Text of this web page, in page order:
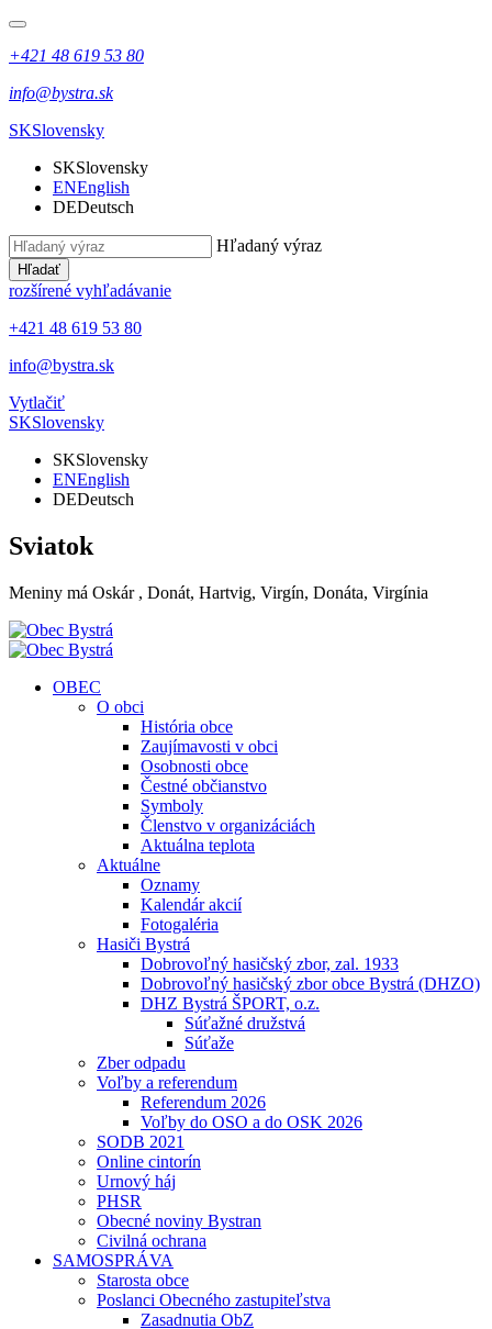
+421 48 619 53 80
info@bystra.sk
SKSlovensky
SKSlovensky
ENEnglish
DEDeutsch
Hľadaný výraz
Hľadať
rozšírené vyhľadávanie
+421 48 619 53 80
info@bystra.sk
Vytlačiť
SKSlovensky
SKSlovensky
ENEnglish
DEDeutsch
Sviatok
Meniny má Oskár , Donát, Hartvig, Virgín, Donáta, Virgínia
OBEC
O obci
História obce
Zaujímavosti v obci
Osobnosti obce
Čestné občianstvo
Symboly
Členstvo v organizáciách
Aktuálna teplota
Aktuálne
Oznamy
Kalendár akcií
Fotogaléria
Hasiči Bystrá
Dobrovoľný hasičský zbor, zal. 1933
Dobrovoľný hasičský zbor obce Bystrá (DHZO)
DHZ Bystrá ŠPORT, o.z.
Súťažné družstvá
Súťaže
Zber odpadu
Voľby a referendum
Referendum 2026
Voľby do OSO a do OSK 2026
SODB 2021
Online cintorín
Urnový háj
PHSR
Obecné noviny Bystran
Civilná ochrana
SAMOSPRÁVA
Starosta obce
Poslanci Obecného zastupiteľstva
Zasadnutia ObZ